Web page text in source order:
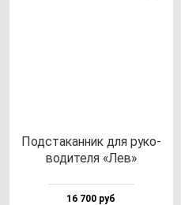
Под­ста­кан­ник для ру­ко­
во­ди­те­ля «Лев»
16 700 руб